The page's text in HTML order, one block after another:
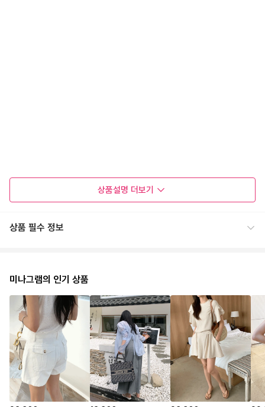
상품설명 더보기
상품 필수 정보
미나그램의 인기 상품